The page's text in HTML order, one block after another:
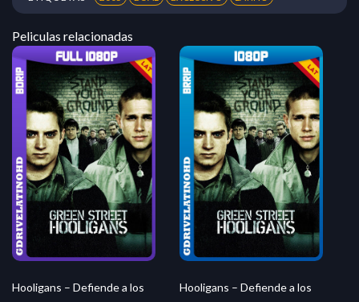
Peliculas relacionadas
Hooligans – Defiende a los Hooligans – Defiende a los